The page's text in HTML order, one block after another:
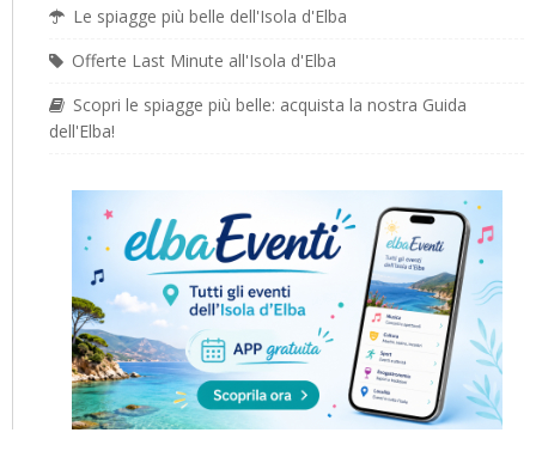
Le spiagge più belle dell'Isola d'Elba
Offerte Last Minute all'Isola d'Elba
Scopri le spiagge più belle: acquista la nostra Guida
dell'Elba!